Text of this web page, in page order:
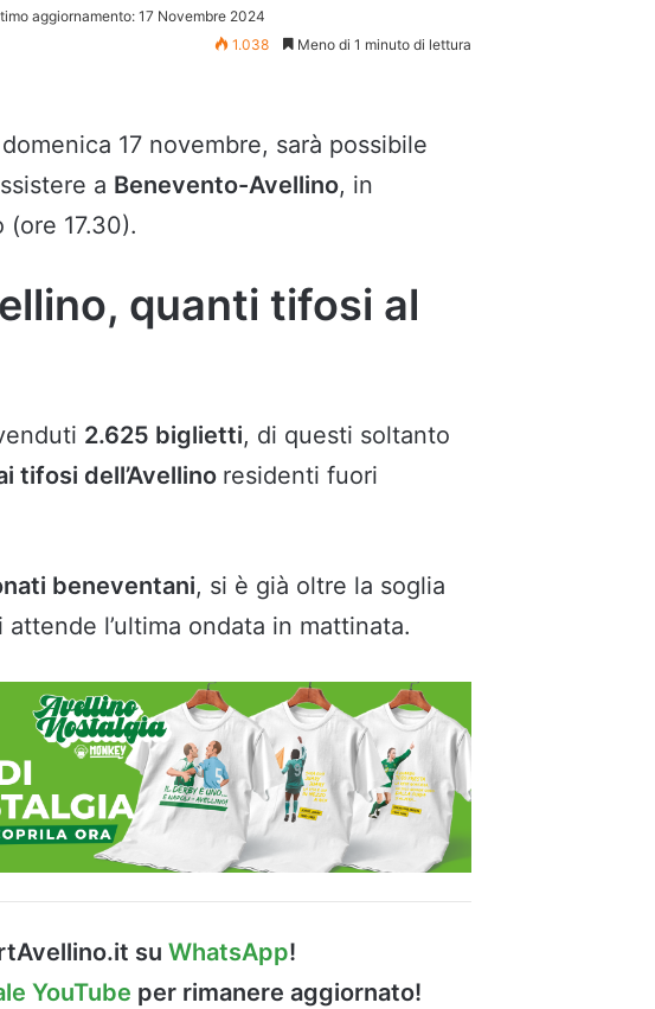
aggiornamento: 17 Novembre 2024
1.038
Meno di 1 minuto di lettura
17 novembre, sarà possibile
a Benevento-Avellino, in
17.30).
quanti tifosi al
2.625 biglietti, di questi soltanto
tifosi dell’Avellino residenti fuori
beneventani, si è già oltre la soglia
attende l’ultima ondata in mattinata.
su WhatsApp!
YouTube per rimanere aggiornato!